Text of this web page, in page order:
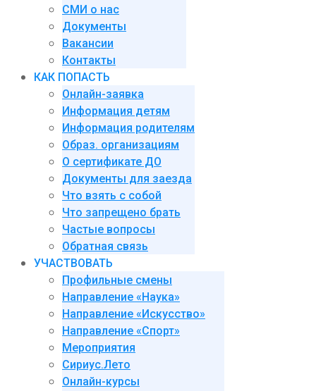
СМИ о нас
Документы
Вакансии
Контакты
КАК ПОПАСТЬ
Онлайн-заявка
Информация детям
Информация родителям
Образ. организациям
О сертификате ДО
Документы для заезда
Что взять с собой
Что запрещено брать
Частые вопросы
Обратная связь
УЧАСТВОВАТЬ
Профильные смены
Направление «Наука»
Направление «Искусство»
Направление «Спорт»
Мероприятия
Сириус.Лето
Онлайн-курсы